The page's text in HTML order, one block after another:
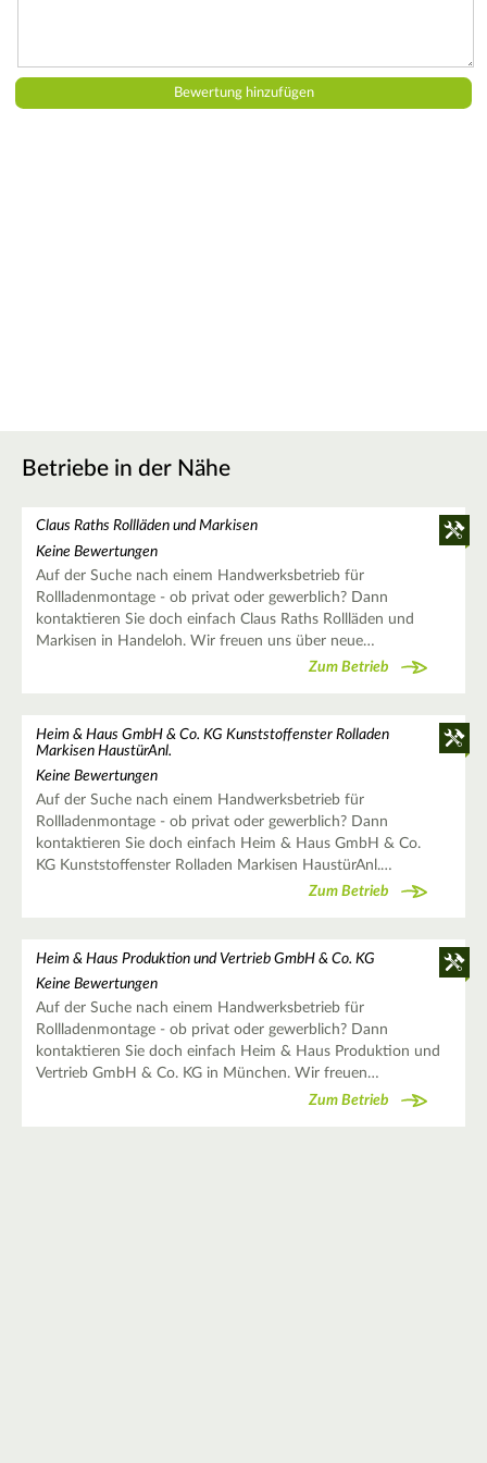
Betriebe in der Nähe
Claus Raths Rollläden und Markisen
Keine Bewertungen
Auf der Suche nach einem Handwerksbetrieb für
Rollladenmontage - ob privat oder gewerblich? Dann
kontaktieren Sie doch einfach Claus Raths Rollläden und
Markisen in Handeloh. Wir freuen uns über neue…
Zum Betrieb
Heim & Haus GmbH & Co. KG Kunststoffenster Rolladen
Markisen HaustürAnl.
Keine Bewertungen
Auf der Suche nach einem Handwerksbetrieb für
Rollladenmontage - ob privat oder gewerblich? Dann
kontaktieren Sie doch einfach Heim & Haus GmbH & Co.
KG Kunststoffenster Rolladen Markisen HaustürAnl.…
Zum Betrieb
Heim & Haus Produktion und Vertrieb GmbH & Co. KG
Keine Bewertungen
Auf der Suche nach einem Handwerksbetrieb für
Rollladenmontage - ob privat oder gewerblich? Dann
kontaktieren Sie doch einfach Heim & Haus Produktion und
Vertrieb GmbH & Co. KG in München. Wir freuen…
Zum Betrieb